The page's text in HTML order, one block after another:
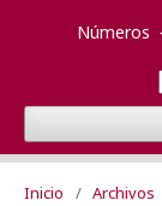
Números
Inicio / Archivos